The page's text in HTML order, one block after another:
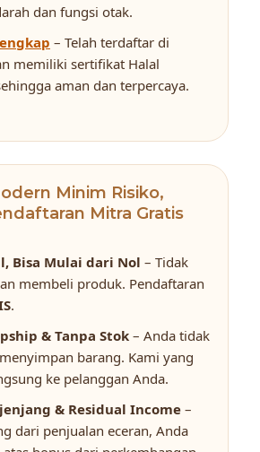
dan fungsi otak.
– Telah terdaftar di
memiliki sertifikat Halal
aman dan terpercaya.
Minim Risiko,
Mitra Gratis
Bisa Mulai dari Nol – Tidak
membeli produk. Pendaftaran
.
& Tanpa Stok – Anda tidak
barang. Kami yang
ke pelanggan Anda.
& Residual Income –
dari penjualan eceran, Anda